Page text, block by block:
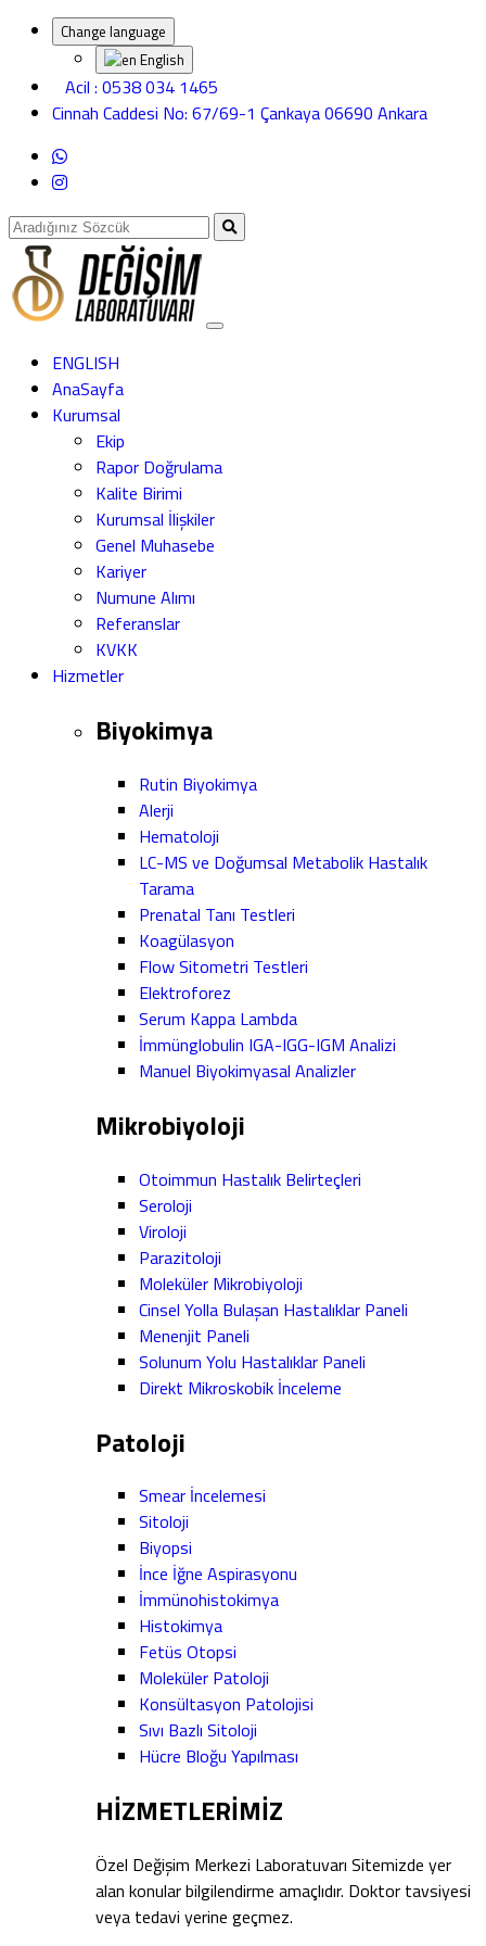
Change language
English
Acil : 0538 034 1465
Cinnah Caddesi No: 67/69-1 Çankaya 06690 Ankara
ENGLISH
AnaSayfa
Kurumsal
Ekip
Rapor Doğrulama
Kalite Birimi
Kurumsal İlişkiler
Genel Muhasebe
Kariyer
Numune Alımı
Referanslar
KVKK
Hizmetler
Biyokimya
Rutin Biyokimya
Alerji
Hematoloji
LC-MS ve Doğumsal Metabolik Hastalık
Tarama
Prenatal Tanı Testleri
Koagülasyon
Flow Sitometri Testleri
Elektroforez
Serum Kappa Lambda
İmmünglobulin IGA-IGG-IGM Analizi
Manuel Biyokimyasal Analizler
Mikrobiyoloji
Otoimmun Hastalık Belirteçleri
Seroloji
Viroloji
Parazitoloji
Moleküler Mikrobiyoloji
Cinsel Yolla Bulaşan Hastalıklar Paneli
Menenjit Paneli
Solunum Yolu Hastalıklar Paneli
Direkt Mikroskobik İnceleme
Patoloji
Smear İncelemesi
Sitoloji
Biyopsi
İnce İğne Aspirasyonu
İmmünohistokimya
Histokimya
Fetüs Otopsi
Moleküler Patoloji
Konsültasyon Patolojisi
Sıvı Bazlı Sitoloji
Hücre Bloğu Yapılması
HİZMETLERİMİZ
Özel Değişim Merkezi Laboratuvarı Sitemizde yer
alan konular bilgilendirme amaçlıdır. Doktor tavsiyesi
veya tedavi yerine geçmez.